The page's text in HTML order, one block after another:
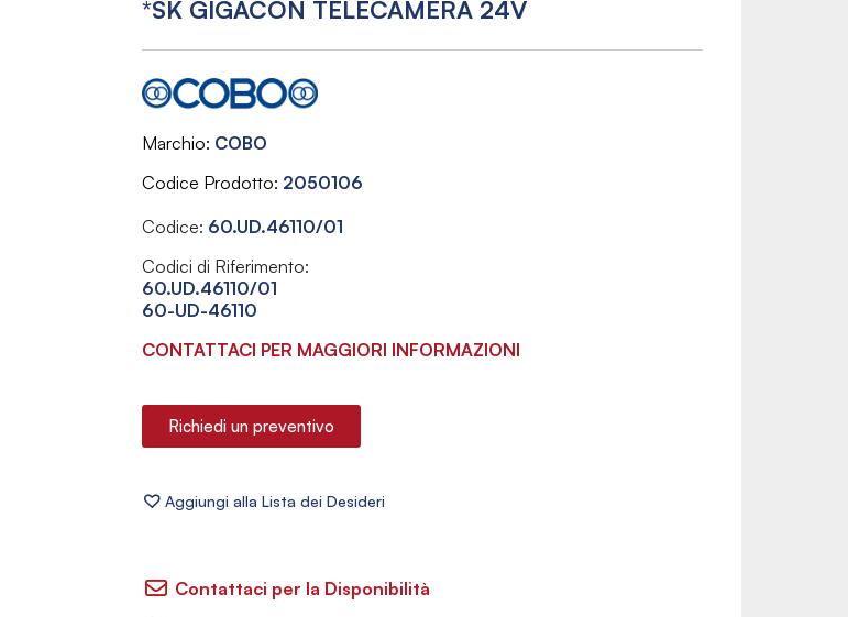
*SK GIGACON TELECAMERA 24V
Marchio COBO
Codice Prodotto 2050106
Codice: 60.UD.46110/01
Codici di Riferimento:
60.UD.46110/01
60-UD-46110
CONTATTACI PER MAGGIORI INFORMAZIONI
Richiedi un preventivo
Contattaci per la Disponibilità